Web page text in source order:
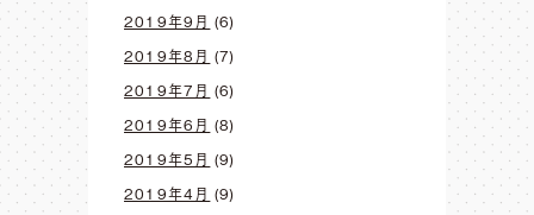
2019年9月 (6)
2019年8月 (7)
2019年7月 (6)
2019年6月 (8)
2019年5月 (9)
2019年4月 (9)